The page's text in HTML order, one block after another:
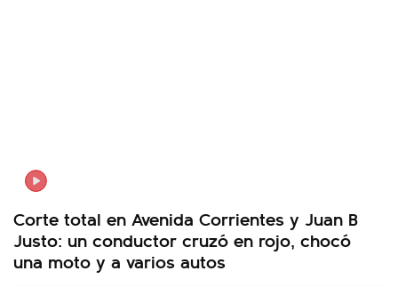
Corte total en Avenida Corrientes y Juan B
Justo: un conductor cruzó en rojo, chocó
una moto y a varios autos